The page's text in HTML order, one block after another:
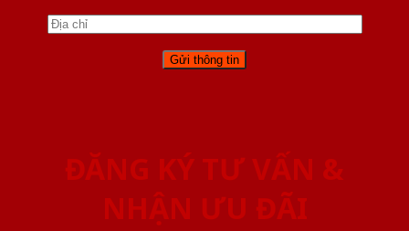
ĐĂNG KÝ TƯ VẤN &
NHẬN ƯU ĐÃI